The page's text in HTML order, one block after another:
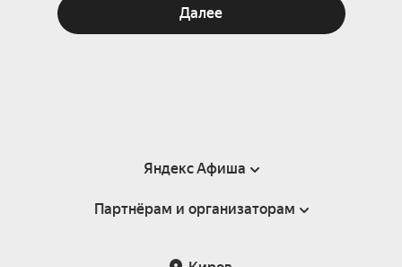
Далее
Яндекс Афиша
Справка
Партнёрам и организаторам